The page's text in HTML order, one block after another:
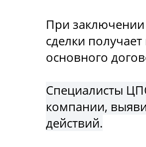
При заключении
сделки
основного
Специалисты
компании,
действий.